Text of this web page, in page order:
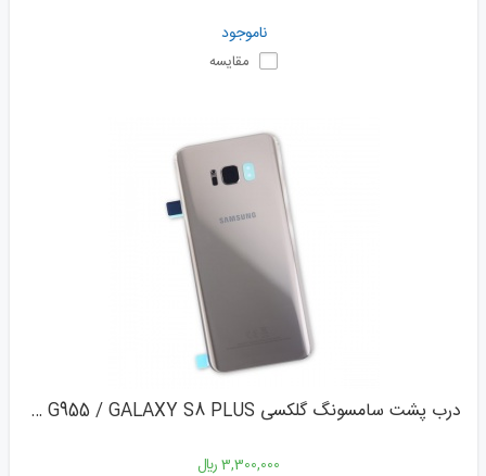
ناموجود
مقایسه
درب پشت سامسونگ گلکسی SAMSUNG G955 / GALAXY S8 PLUS
3,300,000 ﷼